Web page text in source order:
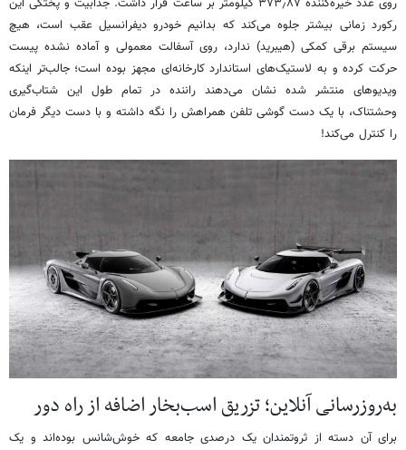
روی عدد خیره‌کننده ۳۷۳٫۸۷ کیلومتر بر ساعت قرار داشت. جذابیت و پختگی این
رکورد زمانی بیشتر جلوه می‌کند که بدانیم خودرو دیفرانسیل عقب است، هیچ
سیستم برقی کمکی (هیبرید) ندارد، روی آسفالت معمولی و آماده‌ نشده پیست
حرکت کرده و به لاستیک‌های استاندارد کارخانه‌ای مجهز بوده است؛ جالب‌تر اینکه
ویدیوهای منتشر شده نشان می‌دهند راننده در تمام طول این شتاب‌گیری
وحشتناک، با یک دست گوشی تلفن همراهش را نگه داشته و با دست دیگر فرمان
را کنترل می‌کند!
به‌روزرسانی آنلاین؛ تزریق اسب‌بخار اضافه از راه دور
برای آن دسته از ثروتمندان یک درصدی جامعه که خوش‌شانس بوده‌اند و یک